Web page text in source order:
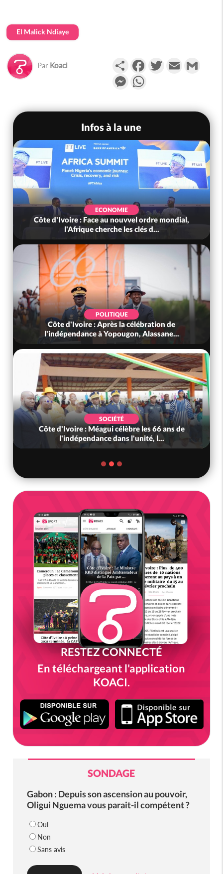
El Malick Ndiaye
Par Koaci PartagerFacebookTwitterEmail
Messenger
Infos à la une
ECONOMIE
Côte d'Ivoire : Face au nouvvel ordre mondial,
l'Afrique cherche les clés d...
POLITIQUE
Côte d'Ivoire : Après la célébration de
l'indépendance à Yopougon, Alassane...
SOCIÉTÉ
Côte d'Ivoire : Méagui célèbre les 66 ans de
l'indépendance dans l'unité, l...
RESTEZ CONNECTÉ
En téléchargeant l'application
KOACI.
SONDAGE
Gabon : Depuis son ascension au pouvoir,
Oligui Nguema vous parait-il compétent ?
Oui
Non
Sans avis